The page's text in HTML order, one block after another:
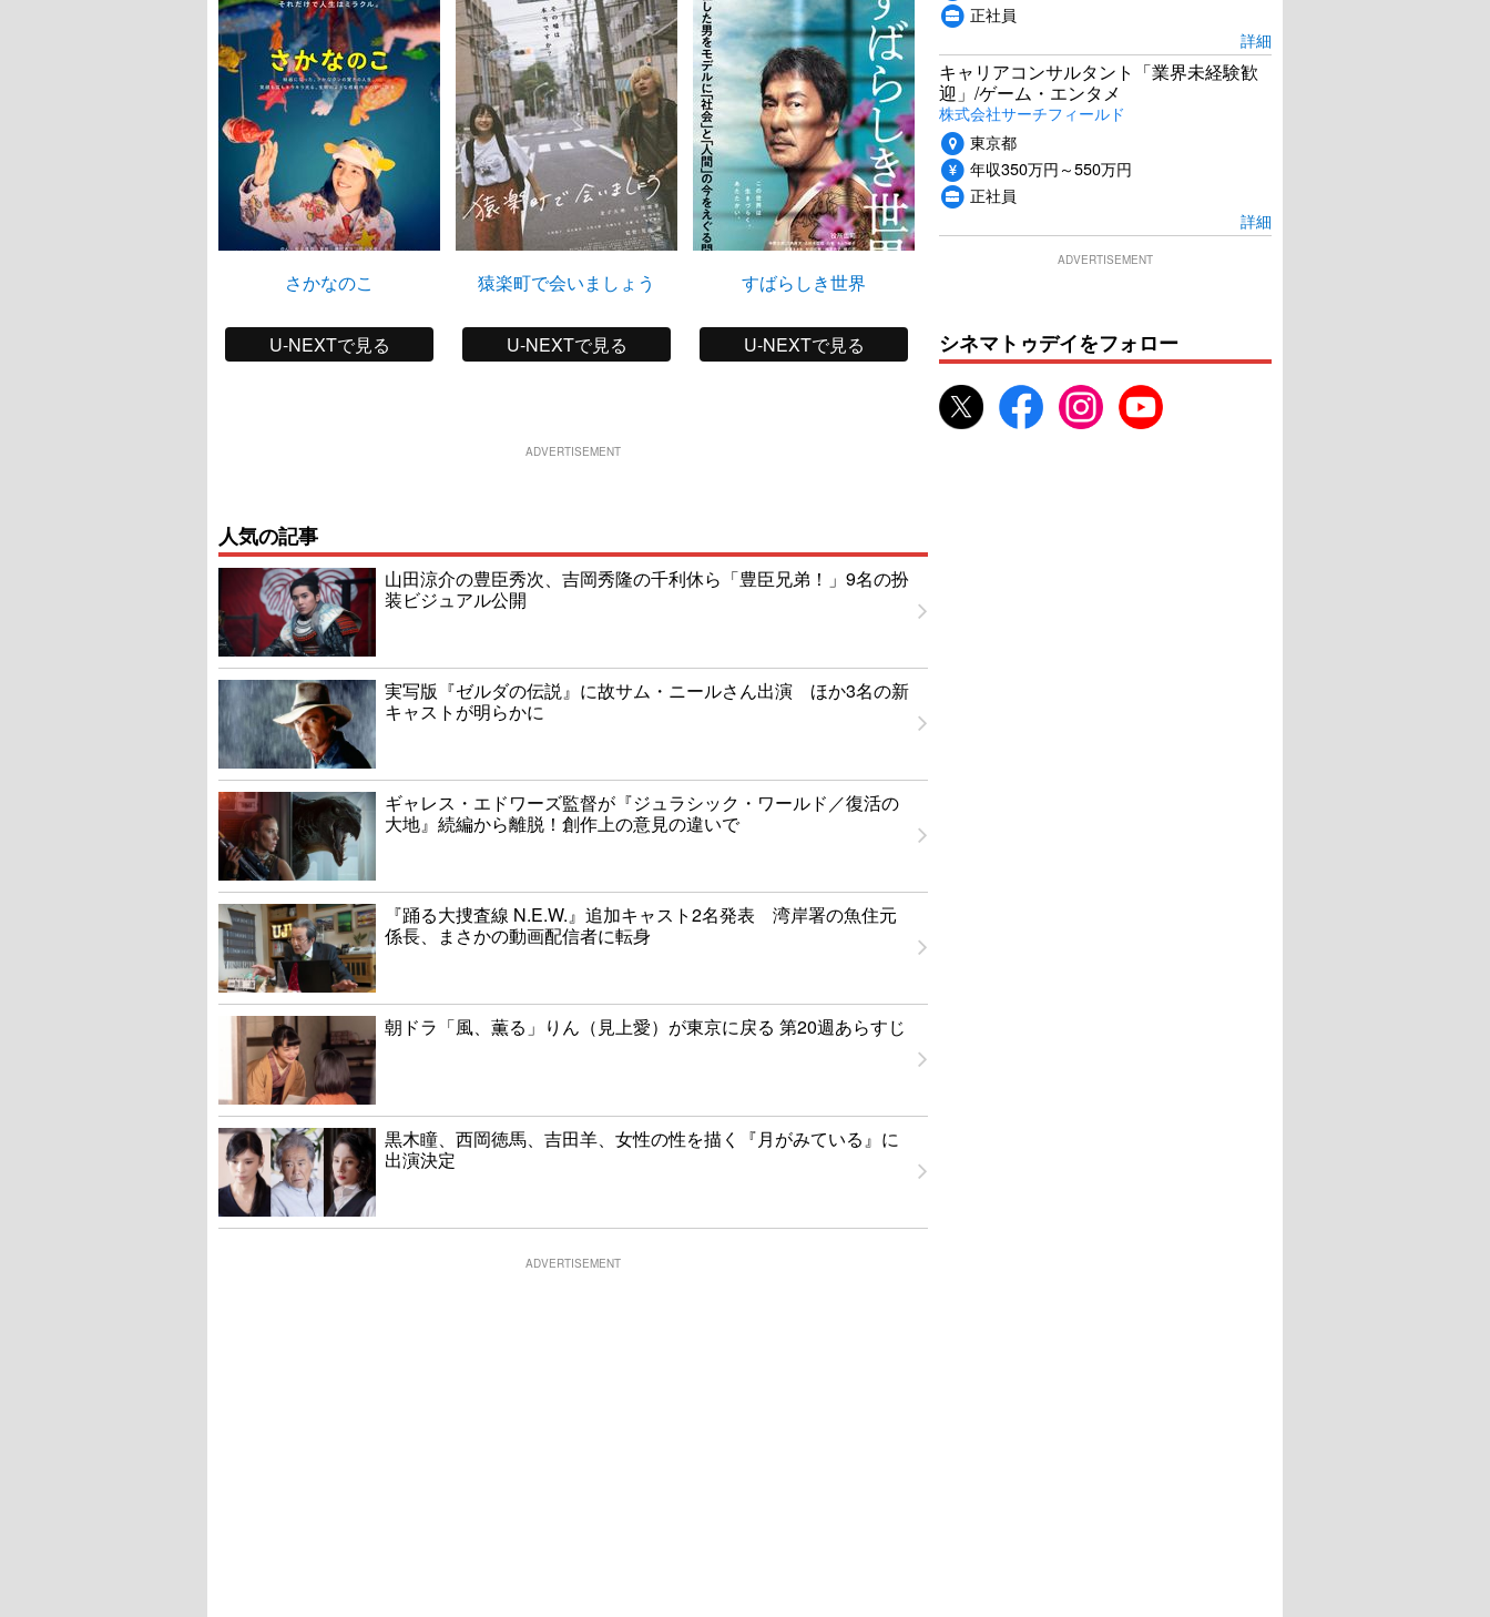
さかなのこ
U-NEXTで見る
猿楽町で会いましょう
U-NEXTで見る
すばらしき世界
U-NEXTで見る U-NEXTで見る
ADVERTISEMENT
人気の記事
山田涼介の豊臣秀次、吉岡秀隆の千利休ら「豊臣兄弟！」9名の扮
装ビジュアル公開
実写版『ゼルダの伝説』に故サム・ニールさん出演 ほか3名の新
キャストが明らかに
ギャレス・エドワーズ監督が『ジュラシック・ワールド／復活の
大地』続編から離脱！創作上の意見の違いで
『踊る大捜査線 N.E.W.』追加キャスト2名発表 湾岸署の魚住元
係長、まさかの動画配信者に転身
朝ドラ「風、薫る」りん（見上愛）が東京に戻る 第20週あらすじ
黒木瞳、西岡徳馬、吉田羊、女性の性を描く『月がみている』に
出演決定
ADVERTISEMENT
正社員
詳細
キャリアコンサルタント「業界未経験歓
迎」/ゲーム・エンタメ
株式会社サーチフィールド
東京都
年収350万円～550万円
正社員
詳細
ADVERTISEMENT
シネマトゥデイをフォロー